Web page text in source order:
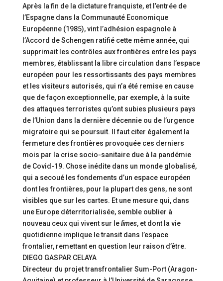
Après la fin de la dictature franquiste, et l’entrée de
l’Espagne dans la Communauté Economique
Européenne (1985), vint l’adhésion espagnole à
l’Accord de Schengen ratifié cette même année, qui
supprimait les contrôles aux frontières entre les pays
membres, établissant la libre circulation dans l’espace
européen pour les ressortissants des pays membres
et les visiteurs autorisés, qui n’a été remise en cause
que de façon exceptionnelle, par exemple, à la suite
des attaques terroristes qu’ont subies plusieurs pays
de l’Union dans la dernière décennie ou de l’urgence
migratoire qui se poursuit. Il faut citer également la
fermeture des frontières provoquée ces derniers
mois par la crise socio-sanitaire due à la pandémie
de Covid-19. Chose inédite dans un monde globalisé,
qui a secoué les fondements d’un espace européen
dont les frontières, pour la plupart des gens, ne sont
visibles que sur les cartes. Et une mesure qui, dans
une Europe déterritorialisée, semble oublier à
nouveau ceux qui vivent sur lelimes, et dont la vie
quotidienne implique le transit dans l’espace
frontalier, remettant en question leur raison d’être.
DIEGO GASPAR CELAYA
Directeur du projet transfrontalier Sum-Port (Aragon-